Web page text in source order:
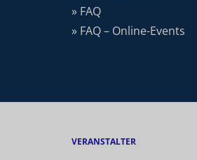
» FAQ
» FAQ – Online-Events
VERANSTALTER